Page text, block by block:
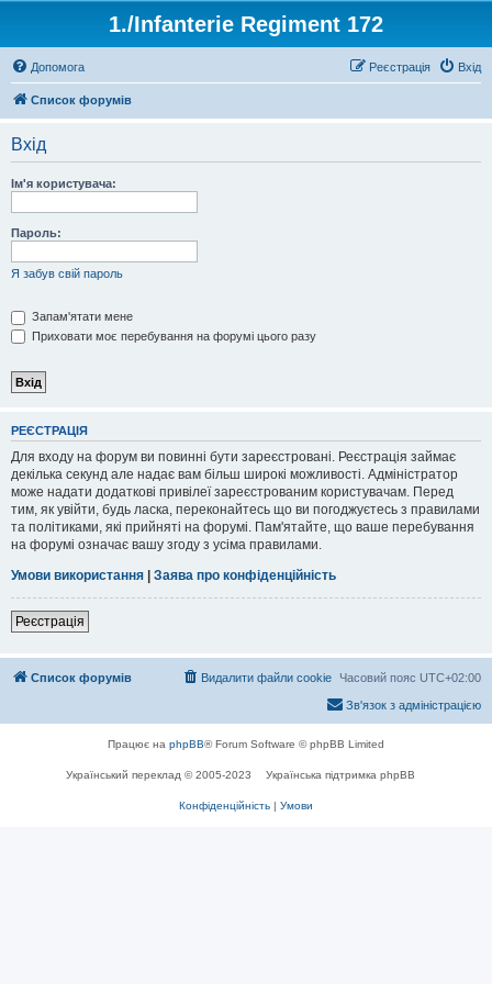
1./Infanterie Regiment 172
Допомога Вхід
Реєстрація
Список форумів
Вхід
Ім'я користувача:
Пароль:
Я забув свій пароль
Запам'ятати мене
Приховати моє перебування на форумі цього разу
РЕЄСТРАЦІЯ
Для входу на форум ви повинні бути зареєстровані. Реєстрація займає
декілька секунд але надає вам більш широкі можливості. Адміністратор
може надати додаткові привілеї зареєстрованим користувачам. Перед
тим, як увійти, будь ласка, переконайтесь що ви погоджуєтесь з правилами
та політиками, які прийняті на форумі. Пам'ятайте, що ваше перебування
на форумі означає вашу згоду з усіма правилами.
Умови використання | Заява про конфіденційність
Реєстрація
Список форумів Часовий пояс UTC+02:00
Видалити файли cookie
Зв'язок з адміністрацією
Працює на phpBB® Forum Software © phpBB Limited
Український переклад © 2005-2023 Українська підтримка phpBB
Конфіденційність | Умови